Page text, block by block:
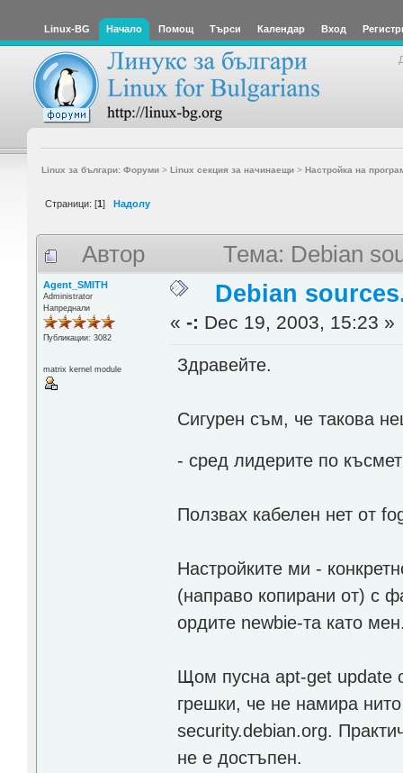
Linux-BG Начало Помощ Търси Календар Вход
Linux за българи: Форуми> Linux секция за начинаещи> Настройка на
Страници: [1] Надолу
Автор Тема: Debian
Agent_SMITH
Administrator
Напреднали
Публикации: 3082
matrix kernel module
Debian
«-: Dec 19, 2003, 15:23 »
Здравейте.
Сигурен съм, че такова
- сред лидерите по
Ползвах кабелен нет от
Настройките ми -
(направо копирани от) с
ордите newbie-та като
Щом пусна apt-get update
грешки, че не намира
security.debian.org.
не е достъпен.